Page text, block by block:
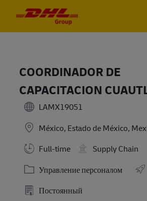
COORDINADOR DE
CAPACITACION
LAMX19051
México, Estado de México,
Full-time
Supply Chain
Категория
Управление персоналом
Постоянный